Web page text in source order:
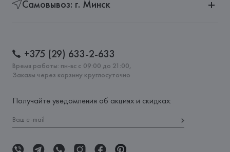
Самовывоз: г. Минск
+375 (29) 633-2-633
Время работы: пн-вс с 09:00 до 21:00,
Заказы через корзину круглосуточно
Получайте уведомления об акциях и скидках: